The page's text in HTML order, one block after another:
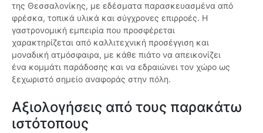
της Θεσσαλονίκης, με εδέσματα παρασκευασμένα από
φρέσκα, τοπικά υλικά και σύγχρονες επιρροές. Η
γαστρονομική εμπειρία που προσφέρεται
χαρακτηρίζεται από καλλιτεχνική προσέγγιση και
μοναδική ατμόσφαιρα, με κάθε πιάτο να απεικονίζει
ένα κομμάτι παράδοσης και να εδραιώνει τον χώρο ως
ξεχωριστό σημείο αναφοράς στην πόλη.
Αξιολογήσεις από τους παρακάτω
ιστότοπους